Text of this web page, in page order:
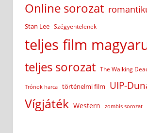
Online sorozat
Stan Lee Szégyentelenek
teljes film
teljes sorozat The Walking
Trónok harca történelmi film UIP-
Vígjáték Western zombis sorozat